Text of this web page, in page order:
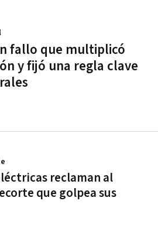
fallo que multiplicó
y fijó una regla clave
reclaman al
que golpea sus